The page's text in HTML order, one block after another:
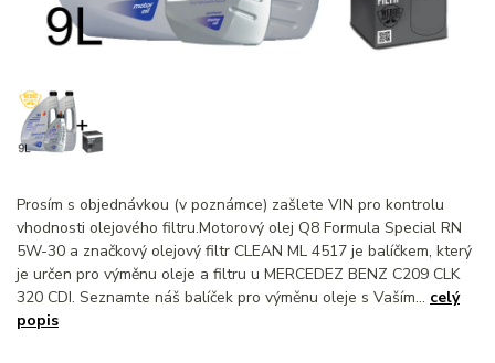
Prosím s objednávkou (v poznámce) zašlete VIN pro kontrolu
vhodnosti olejového filtru.Motorový olej Q8 Formula Special RN
5W-30 a značkový olejový filtr CLEAN ML 4517 je balíčkem, který
je určen pro výměnu oleje a filtru u MERCEDEZ BENZ C209 CLK
320 CDI. Seznamte náš balíček pro výměnu oleje s Vaším... celý
popis